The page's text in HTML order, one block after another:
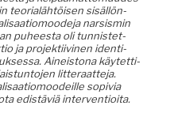
teo­ri­alähtöisen sisäl­lö­n­
nar­sis­min
puheesta oli tun­nis­tet­
ja pro­jek­ti­ivi­nen iden­ti­
Aineis­tona käytet­ti­
lit­ter­aat­te­ja.
sopivia
edis­täviä interventioita.